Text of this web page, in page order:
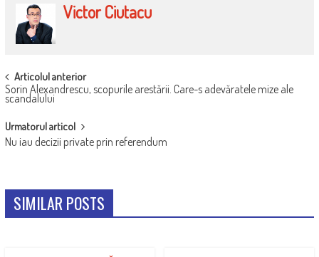
Victor Ciutacu
POST
NAVIGATION
Articolul anterior
Sorin Alexandrescu, scopurile arestării. Care-s adevăratele mize ale
scandalului
Urmatorul articol
Nu iau decizii private prin referendum
SIMILAR POSTS